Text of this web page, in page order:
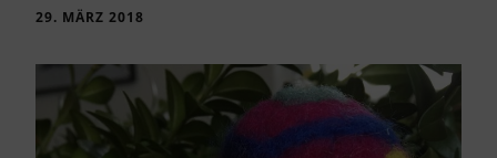
29. MÄRZ 2018